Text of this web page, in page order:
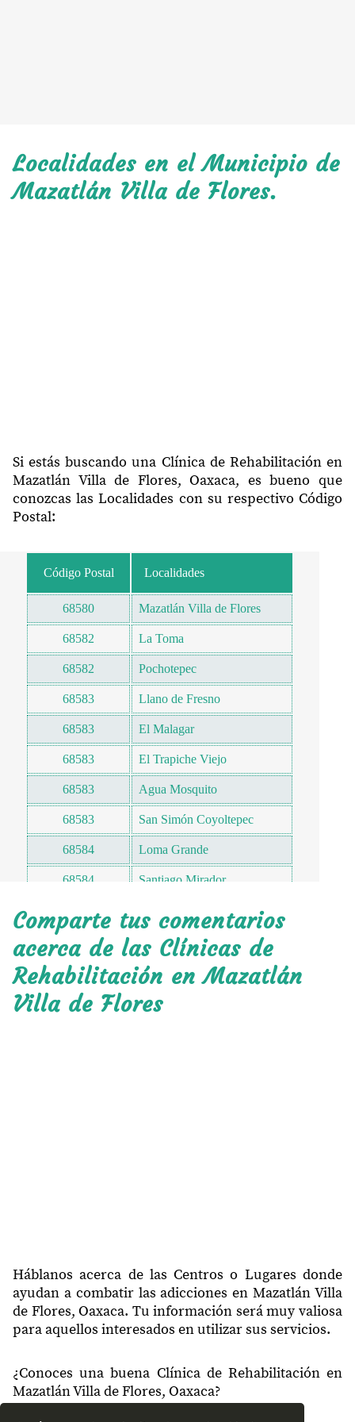
Localidades en el Municipio de
Mazatlán Villa de Flores.
Si estás buscando una Clínica de Rehabilitación en
Mazatlán Villa de Flores, Oaxaca, es bueno que
conozcas las Localidades con su respectivo Código
Postal:
Código Postal Localidades
68580 Mazatlán Villa de Flores
68582 La Toma
68582 Pochotepec
68583 Llano de Fresno
68583 El Malagar
68583 El Trapiche Viejo
68583 Agua Mosquito
68583 San Simón Coyoltepec
68584 Loma Grande
68584 Santiago Mirador
Soyaltitla
Comparte tus comentarios
acerca de las Clínicas de
Rehabilitación en Mazatlán
Villa de Flores
Háblanos acerca de las Centros o Lugares donde
ayudan a combatir las adicciones en Mazatlán Villa
de Flores, Oaxaca. Tu información será muy valiosa
para aquellos interesados en utilizar sus servicios.
¿Conoces una buena Clínica de Rehabilitación en
Mazatlán Villa de Flores, Oaxaca?